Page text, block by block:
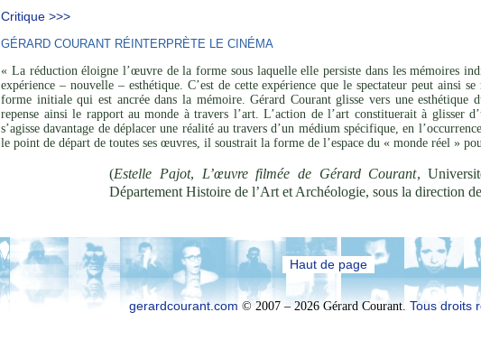
Critique >>>
GÉRARD COURANT RÉINTERPRÈTE LE CINÉMA
« La réduction éloigne l’œuvre de la forme sous laquelle elle persiste dans les mémoires
expérience – nouvelle – esthétique. C’est de cette expérience que le spectateur peut ainsi
forme initiale qui est ancrée dans la mémoire. Gérard Courant glisse vers une
repense ainsi le rapport au monde à travers l’art. L’action de l’art constituerait à glisser
s’agisse davantage de déplacer une réalité au travers d’un médium spécifique, en
le point de départ de toutes ses œuvres, il soustrait la forme de l’espace du « monde réel »
(Estelle Pajot, L’œuvre filmée de Gérard Courant,
Département Histoire de l’Art et Archéologie, sous la direction
Haut de page
gerardcourant.com © 2007 – 2026 Gérard Courant. Tous droits